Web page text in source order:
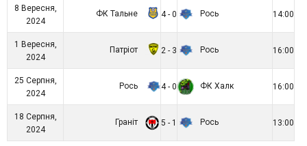
8 Вересня,
2024
ФК Тальне 4 - 0 Рось 14:00
1 Вересня,
2024
Патріот 2 - 3 Рось 16:00
25 Серпня,
2024
Рось 4 - 0 ФК Халк 16:00
18 Серпня,
2024
Граніт 5 - 1 Рось 13:00